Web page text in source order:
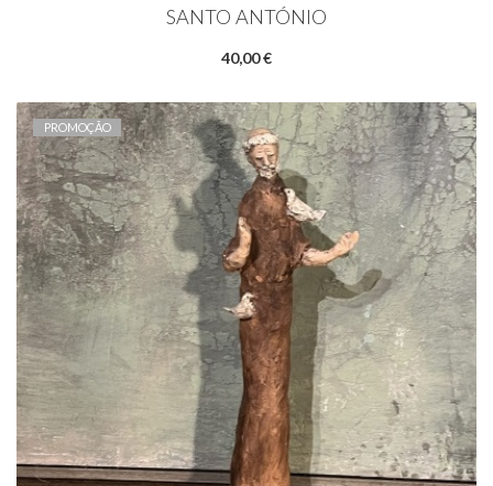
SANTO ANTÓNIO
40,00 €
PROMOÇÃO